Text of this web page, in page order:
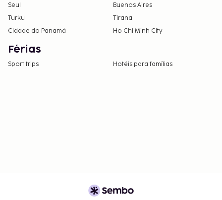
Seul
Buenos Aires
Turku
Tirana
Cidade do Panamá
Ho Chi Minh City
Férias
Sport trips Hotéis para famílias